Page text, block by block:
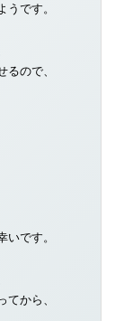
です。
ので、
です。
から、